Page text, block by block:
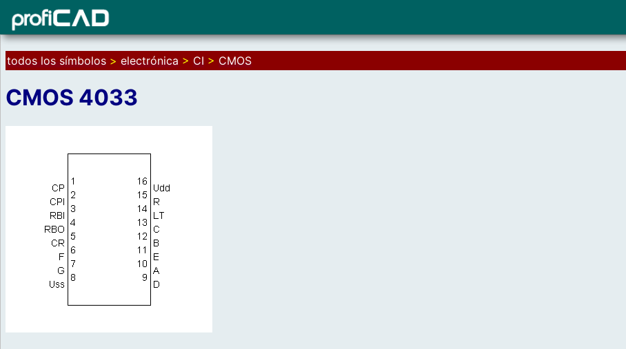
todos los símbolos > electrónica > CI > CMOS
CMOS 4033